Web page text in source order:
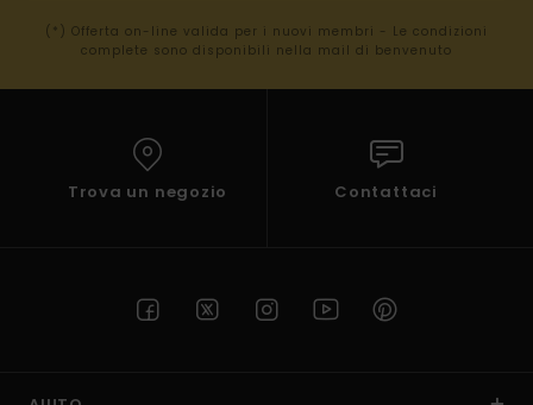
(*) Offerta on-line valida per i nuovi membri - Le condizioni
complete sono disponibili nella mail di benvenuto
Trova un negozio Contattaci